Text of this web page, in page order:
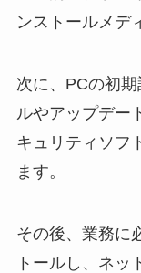
ンストールメデ
次に、PCの初
ルやアップデー
キュリティソフ
ます。
その後、業務に
トールし、ネッ